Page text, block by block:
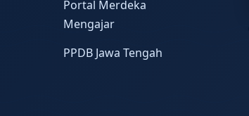
Portal Merdeka
Mengajar
PPDB Jawa Tengah